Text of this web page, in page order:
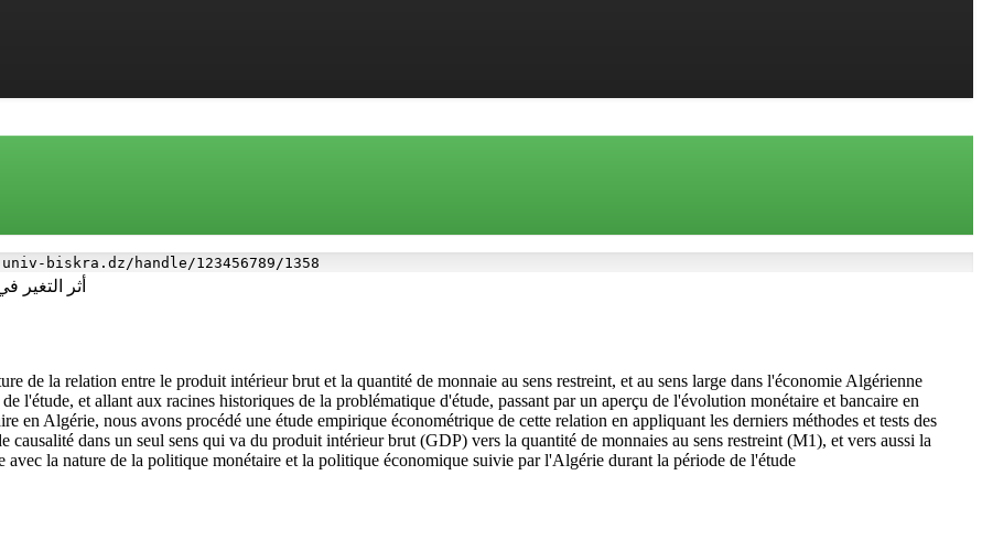
biskra.dz/handle/123456789/1358
أثر التغير
de la relation entre le produit intérieur brut et la quantité de monnaie au sens restreint, et au sens large dans l'économie Algérienne
l'étude, et allant aux racines historiques de la problématique d'étude, passant par un aperçu de l'évolution monétaire et bancaire en
en Algérie, nous avons procédé une étude empirique économétrique de cette relation en appliquant les derniers méthodes et tests des
dans un seul sens qui va du produit intérieur brut (GDP) vers la quantité de monnaies au sens restreint (M1), et vers aussi la
avec la nature de la politique monétaire et la politique économique suivie par l'Algérie durant la période de l'étude